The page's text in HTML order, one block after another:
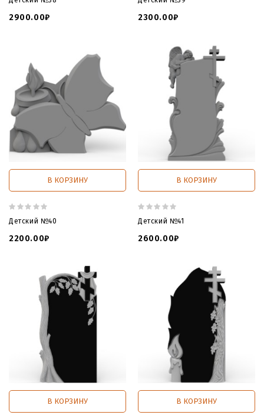
2900.00₽ 2300.00₽
В КОРЗИНУ
Детский №40
2200.00₽
В КОРЗИНУ
Детский №41
2600.00₽
В КОРЗИНУ В КОРЗИНУ